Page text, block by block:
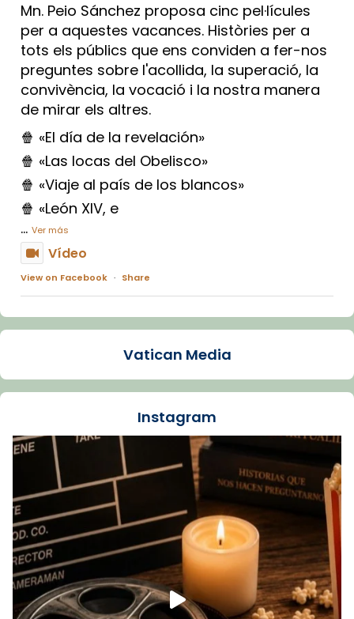
Mn. Peio Sánchez proposa cinc pel·lícules
per a aquestes vacances. Històries per a
tots els públics que ens conviden a fer-nos
preguntes sobre l'acollida, la superació, la
convivència, la vocació i la nostra manera
de mirar els altres.
🍿 «El día de la revelación»
🍿 «Las locas del Obelisco»
🍿 «Viaje al país de los blancos»
🍿 «León XIV, e
... Ver más
Vídeo
View on Facebook · Share
Arquebisbat de Barcelona
La Carmina va patir depressió. Fa gairebé
dos mesos, a l'Estadi Lluís Companys, la
Recupera l'entrevista comp
Vatican
tican News 👇
www.vaticannews.va/es/iglesia/news/2026-
07/carmina-historia-depresion-papa-viaje-
espana-testimoni...
Foto
View on Facebook · Share
Vatican Media
Instagram